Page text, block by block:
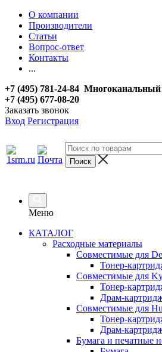
О компании
Производители
Статьи
Вопрос-ответ
Контакты
...
+7 (495) 781-24-84 Многоканальный
+7 (495) 677-08-20
Заказать звонок
Вход Регистрация
Меню
КАТАЛОГ
Расходные материалы
Совместимые для
Тонер-
Совместимые для
Тонер-
Драм-
Совместимые для
Тонер-
Драм-
Бумага и печатные